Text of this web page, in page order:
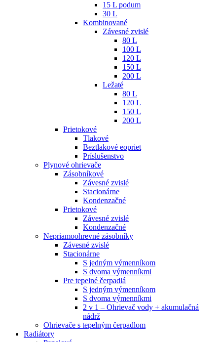
15 L podum
30 L
Kombinované
Závesné zvislé
80 L
100 L
120 L
150 L
200 L
Ležaté
80 L
120 L
150 L
200 L
Prietokové
Tlakové
Beztlakové eopriet
Príslušenstvo
Plynové ohrievače
Zásobníkové
Závesné zvislé
Stacionárne
Kondenzačné
Prietokové
Závesné zvislé
Kondenzačné
Nepriamoohrevné zásobníky
Závesné zvislé
Stacionárne
S jedným výmenníkom
S dvoma výmenníkmi
Pre tepelné čerpadlá
S jedným výmenníkom
S dvoma výmenníkmi
2 v 1 – Ohrievač vody + akumulačná
nádrž
Ohrievače s tepelným čerpadlom
Radiátory